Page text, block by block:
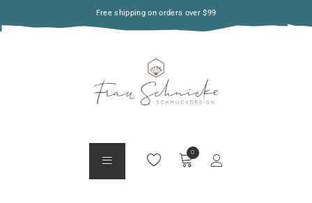
Free shipping on orders over $99